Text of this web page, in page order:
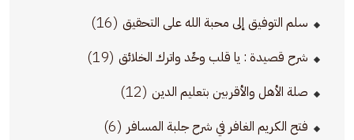
سلم التوفيق إلى محبة الله على التحقيق (16)
شرح قصيدة : يا قلب وحِّد واترك الخلائق (19)
صلة الأهل والأقربين بتعليم الدين (12)
فتح الكريم الغافر في شرح جلبة المسافر (6)